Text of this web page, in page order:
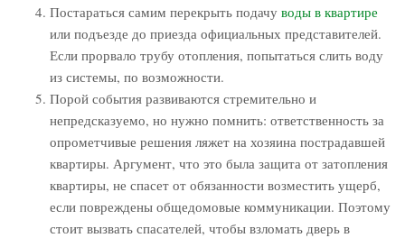
Постараться самим перекрыть подачу воды в квартире
или подъезде до приезда официальных представителей.
Если прорвало трубу отопления, попытаться слить воду
из системы, по возможности.
Порой события развиваются стремительно и
непредсказуемо, но нужно помнить: ответственность за
опрометчивые решения ляжет на хозяина пострадавшей
квартиры. Аргумент, что это была защита от затопления
квартиры, не спасет от обязанности возместить ущерб,
если повреждены общедомовые коммуникации. Поэтому
стоит вызвать спасателей, чтобы взломать дверь в